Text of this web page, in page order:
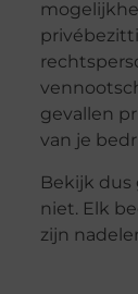
gevallen
van je
Bekijk dus
niet. Elk
zijn